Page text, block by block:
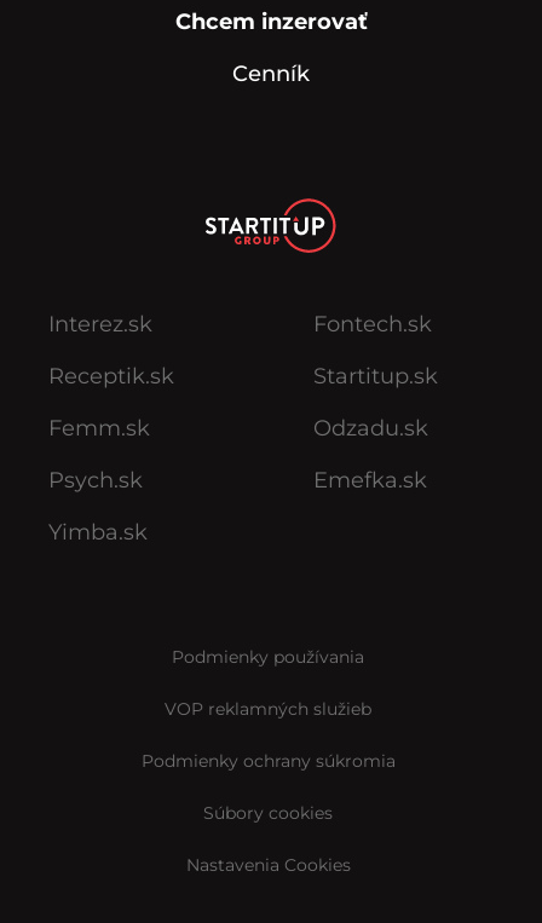
Chcem inzerovať
Cenník
Interez.sk
Receptik.sk
Femm.sk
Psych.sk
Yimba.sk
Fontech.sk
Startitup.sk
Odzadu.sk
Emefka.sk
Podmienky používania
VOP reklamných služieb
Podmienky ochrany súkromia
Súbory cookies
Nastavenia Cookies